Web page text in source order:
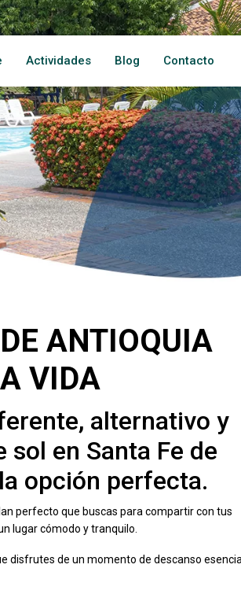
Actividades Blog Contacto
ANTIOQUIA
VIDA
alternativo y
en Santa Fe de
opción perfecta.
perfecto que buscas para compartir con tus
lugar cómodo y tranquilo.
disfrutes de un momento de descanso esencial